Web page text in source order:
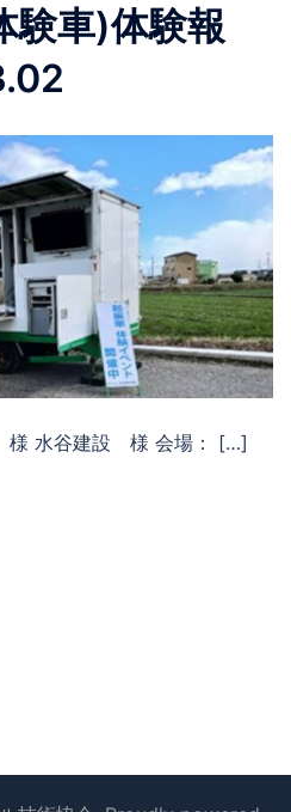
験車)体験報
様 水谷建設 様 会場： […]